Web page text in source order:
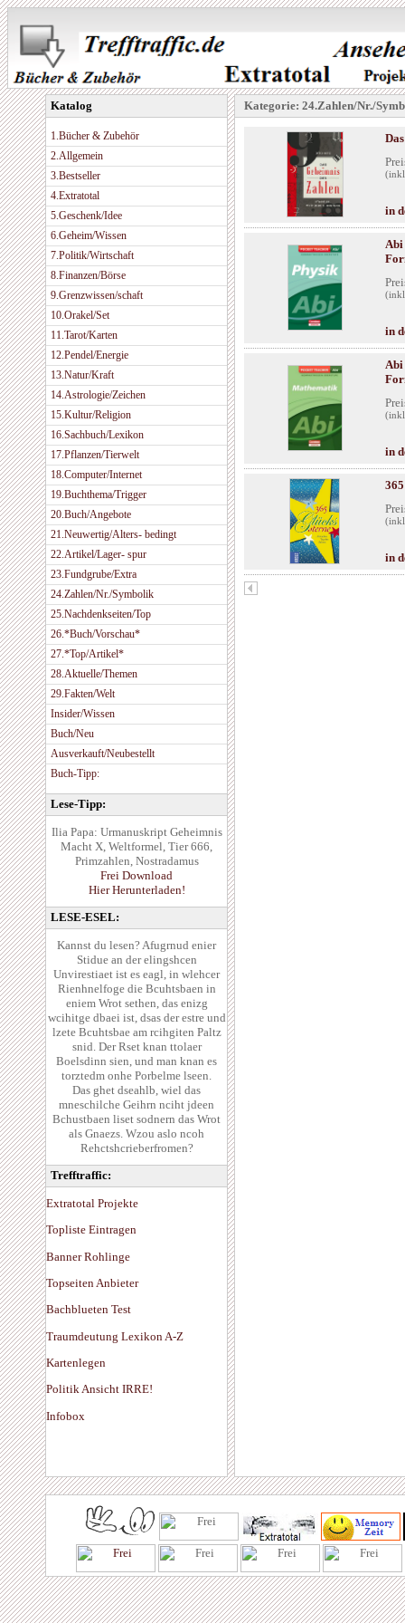
Katalog
1.Bücher & Zubehör
2.Allgemein
3.Bestseller
4.Extratotal
5.Geschenk/Idee
6.Geheim/Wissen
7.Politik/Wirtschaft
8.Finanzen/Börse
9.Grenzwissen/schaft
10.Orakel/Set
11.Tarot/Karten
12.Pendel/Energie
13.Natur/Kraft
14.Astrologie/Zeichen
15.Kultur/Religion
16.Sachbuch/Lexikon
17.Pflanzen/Tierwelt
18.Computer/Internet
19.Buchthema/Trigger
20.Buch/Angebote
21.Neuwertig/Alters- bedingt
22.Artikel/Lager- spur
23.Fundgrube/Extra
24.Zahlen/Nr./Symbolik
25.Nachdenkseiten/Top
26.*Buch/Vorschau*
27.*Top/Artikel*
28.Aktuelle/Themen
29.Fakten/Welt
Insider/Wissen
Buch/Neu
Ausverkauft/Neubestellt
Buch-Tipp:
Lese-Tipp:
Ilia Papa: Urmanuskript Geheimnis
Macht X, Weltformel, Tier 666,
Primzahlen, Nostradamus
Frei Download
Hier Herunterladen!
LESE-ESEL:
Kannst du lesen? Afugrnud enier
Stidue an der elingshcen
Unvirestiaet ist es eagl, in wlehcer
Rienhnelfoge die Bcuhtsbaen in
eniem Wrot sethen, das enizg
wcihitge dbaei ist, dsas der estre und
lzete Bcuhtsbae am rcihgiten Paltz
snid. Der Rset knan ttolaer
Boelsdinn sien, und man knan es
torztedm onhe Porbelme lseen.
Das ghet dseahlb, wiel das
mneschilche Geihrn nciht jdeen
Bchustbaen liset sodnern das Wrot
als Gnaezs. Wzou aslo ncoh
Rehctshcrieberfromen?
Trefftraffic:
Extratotal Projekte
Topliste Eintragen
Banner Rohlinge
Topseiten Anbieter
Bachblueten Test
Traumdeutung Lexikon A-Z
Kartenlegen
Politik Ansicht IRRE!
Infobox
Kategorie: 24.Zahlen/Nr./
in
Abi
in
Abi
in
in